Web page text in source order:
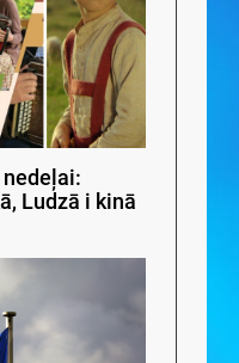
Ludzā i kinā